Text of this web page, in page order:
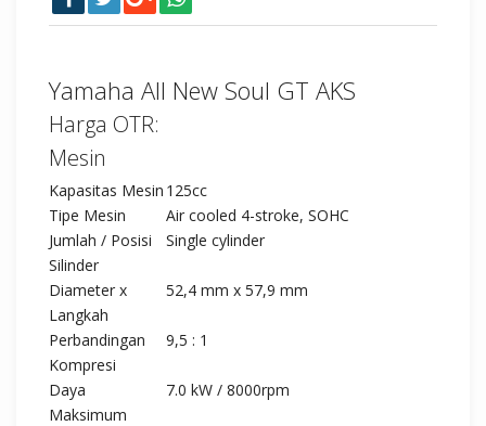
Yamaha All New Soul GT AKS
Harga OTR:
Mesin
Kapasitas Mesin 125cc
Tipe Mesin
Air cooled 4-stroke, SOHC
Jumlah / Posisi
Silinder
Single cylinder
Diameter x
Langkah
52,4 mm x 57,9 mm
Perbandingan
Kompresi
9,5 : 1
Daya
Maksimum
7.0 kW / 8000rpm